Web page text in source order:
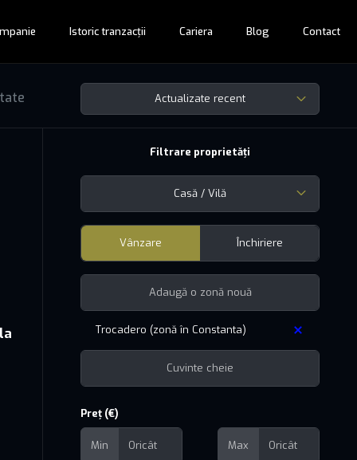
Istoric tranzacții Cariera Blog Contact
Actualizate recent
Filtrare proprietăți
Casă / Vilă
Vânzare Închiriere
Trocadero (zonă în Constanta)
Preț (€)
Min Max